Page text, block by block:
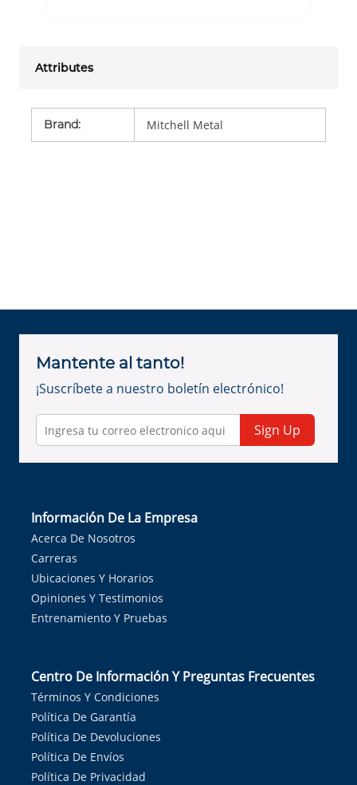
Attributes
Brand: Mitchell Metal
Mantente al tanto!
¡Suscríbete a nuestro boletín electrónico!
Sign Up
Información De La Empresa
Acerca De Nosotros
Carreras
Ubicaciones Y Horarios
Opiniones Y Testimonios
Entrenamiento Y Pruebas
Centro De Información Y Preguntas Frecuentes
Términos Y Condiciones
Política De Garantía
Política De Devoluciones
Política De Envíos
Política De Privacidad